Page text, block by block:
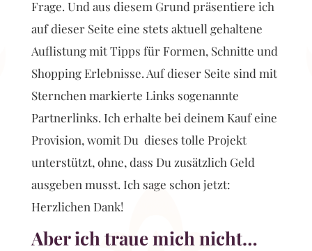
Frage. Und aus diesem Grund präsentiere ich
auf dieser Seite eine stets aktuell gehaltene
Auflistung mit Tipps für Formen, Schnitte und
Shopping Erlebnisse. Auf dieser Seite sind mit
Sternchen markierte Links sogenannte
Partnerlinks. Ich erhalte bei deinem Kauf eine
Provision, womit Du dieses tolle Projekt
unterstützt, ohne, dass Du zusätzlich Geld
ausgeben musst. Ich sage schon jetzt:
Herzlichen Dank!
Aber ich traue mich nicht…